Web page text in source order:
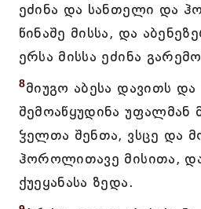
ეძინა და სანთელი და
წინაშე მისსა, და
ერსა მისსა ეძინა
8მიუგო აბესა დავითს
შემოაწყუდინა უფალმან
ჴელთა შენთა, ვსცე და
ჰოროლითავე მისითა,
ქუეყანასა ზედა.